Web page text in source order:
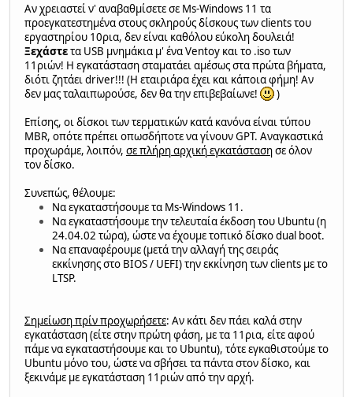
Αν χρειαστεί ν' αναβαθμίσετε σε Ms-Windows 11 τα
προεγκατεστημένα στους σκληρούς δίσκους των clients του
εργαστηρίου 10ρια, δεν είναι καθόλου εύκολη δουλειά!
Ξεχάστετα USB μνημάκια μ' ένα Ventoy και το .iso των
11ριών! Η εγκατάσταση σταματάει αμέσως στα πρώτα βήματα,
διότι ζητάει driver!!! (Η εταιριάρα έχει και κάποια φήμη! Αν
δεν μας ταλαιπωρούσε, δεν θα την επιβεβαίωνε!
)
Επίσης, οι δίσκοι των τερματικών κατά κανόνα είναι τύπου
MBR, οπότε πρέπει οπωσδήποτε να γίνουν GPT. Αναγκαστικά
προχωράμε, λοιπόν, σε πλήρη αρχική εγκατάστασησε όλον
τον δίσκο.
Συνεπώς, θέλουμε:
Nα εγκαταστήσουμε τα Ms-Windows 11.
Να εγκαταστήσουμε την τελευταία έκδοση του Ubuntu (η
24.04.02 τώρα), ώστε να έχουμε τοπικό δίσκο dual boot.
Να επαναφέρουμε (μετά την αλλαγή της σειράς
εκκίνησης στο BIOS / UEFI) την εκκίνηση των clients με το
LTSP.
Σημείωση πρίν προχωρήσετε: Αν κάτι δεν πάει καλά στην
εγκατάσταση (είτε στην πρώτη φάση, με τα 11ρια, είτε αφού
πάμε να εγκαταστήσουμε και το Ubuntu), τότε εγκαθιστούμε το
Ubuntu μόνο του, ώστε να σβήσει τα πάντα στον δίσκο, και
ξεκινάμε με εγκατάσταση 11ριών από την αρχή.